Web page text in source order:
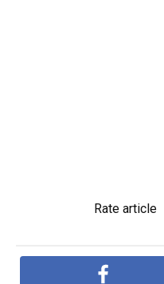
Rate article